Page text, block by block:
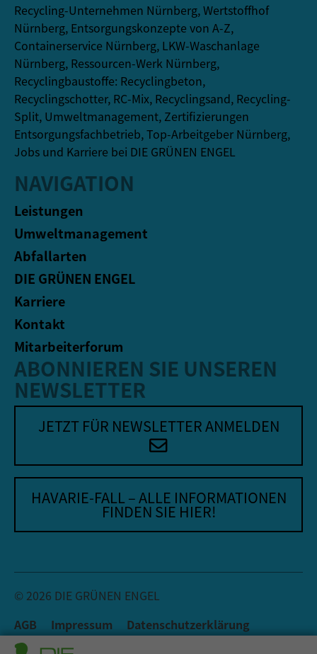
Recycling-Unternehmen Nürnberg, Wertstoffhof
Nürnberg, Entsorgungskonzepte von A-Z,
Containerservice Nürnberg, LKW-Waschanlage
Nürnberg, Ressourcen-Werk Nürnberg,
Recyclingbaustoffe: Recyclingbeton,
Recyclingschotter, RC-Mix, Recyclingsand, Recycling-
Split, Umweltmanagement, Zertifizierungen
Entsorgungsfachbetrieb, Top-Arbeitgeber Nürnberg,
Jobs und Karriere bei DIE GRÜNEN ENGEL
NAVIGATION
Leistungen
Umweltmanagement
Abfallarten
DIE GRÜNEN ENGEL
Karriere
Kontakt
Mitarbeiterforum
ABONNIEREN SIE UNSEREN
NEWSLETTER
JETZT FÜR NEWSLETTER ANMELDEN
HAVARIE-FALL – ALLE INFORMATIONEN
FINDEN SIE HIER!
© 2026 DIE GRÜNEN ENGEL
AGB
Impressum Datenschutzerklärung